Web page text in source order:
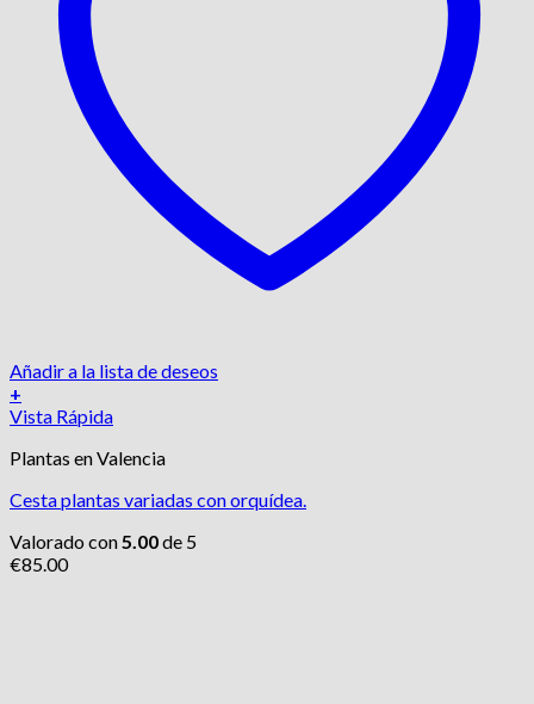
Añadir a la lista de deseos
+
Vista Rápida
Plantas en Valencia
Cesta plantas variadas con orquídea.
Valorado con5.00de 5
€85.00